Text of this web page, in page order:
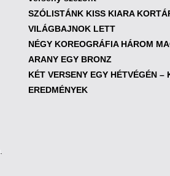
SZÓLISTÁNK KISS KIARA
VILÁGBAJNOK LETT
NÉGY KOREOGRÁFIA HÁROM
ARANY EGY BRONZ
KÉT VERSENY EGY HÉTVÉGÉN –
EREDMÉNYEK